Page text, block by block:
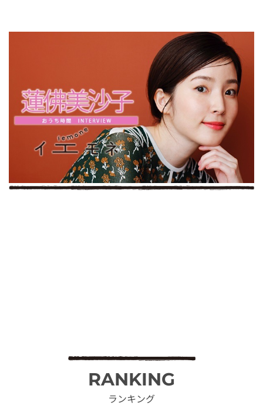
RANKING
ランキング